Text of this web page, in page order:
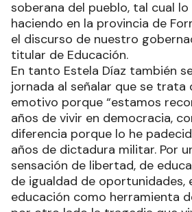
soberana del pueblo, tal cual
haciendo en la provincia de
el discurso de nuestro
titular de Educación.
En tanto Estela Díaz también
jornada al señalar que se trata
emotivo porque “estamos
años de vivir en democracia,
diferencia porque lo he
años de dictadura militar. Por
sensación de libertad, de
de igualdad de oportunidades,
educación como herramienta